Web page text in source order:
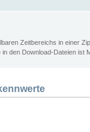
Zeitbereichs in einer
den Download-Dateien ist